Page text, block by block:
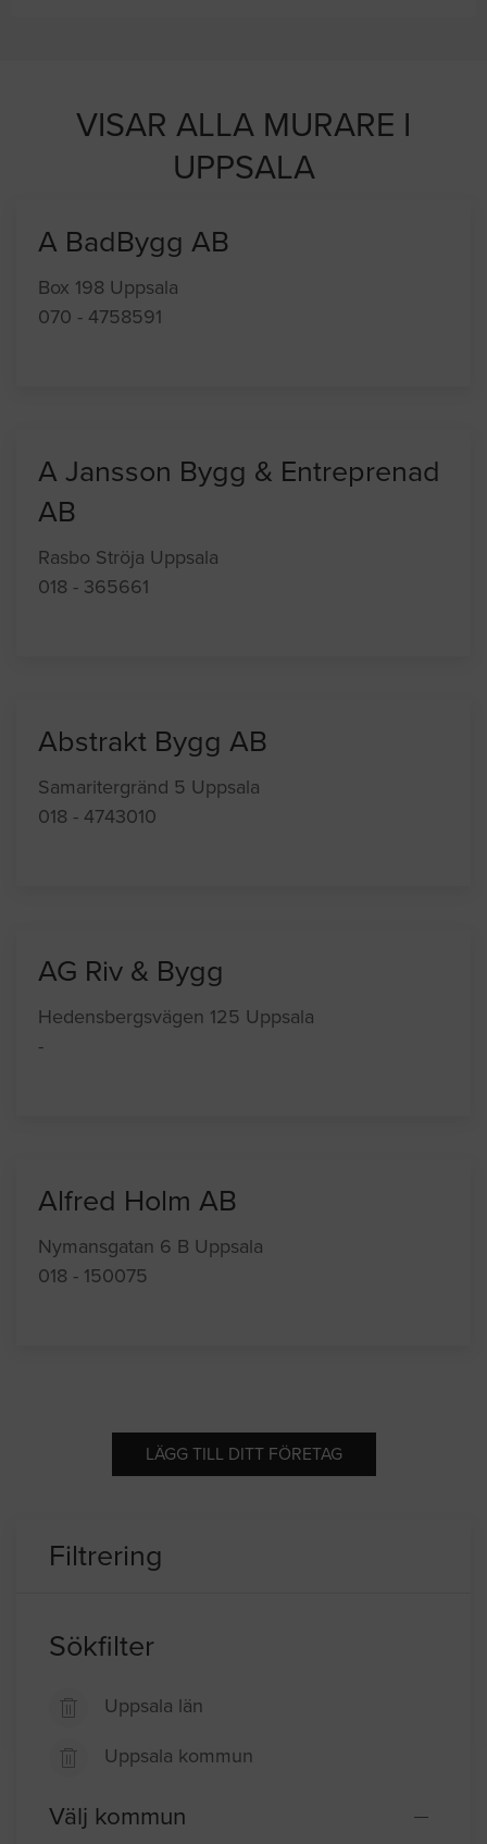
VISAR ALLA MURARE I
UPPSALA
A BadBygg AB
Box 198 Uppsala
070 - 4758591
A Jansson Bygg & Entreprenad
AB
Rasbo Ströja Uppsala
018 - 365661
Abstrakt Bygg AB
Samaritergränd 5 Uppsala
018 - 4743010
AG Riv & Bygg
Hedensbergsvägen 125 Uppsala
-
Alfred Holm AB
Nymansgatan 6 B Uppsala
018 - 150075
LÄGG TILL DITT FÖRETAG
Filtrering
Sökfilter
Uppsala län
Uppsala kommun
Välj kommun